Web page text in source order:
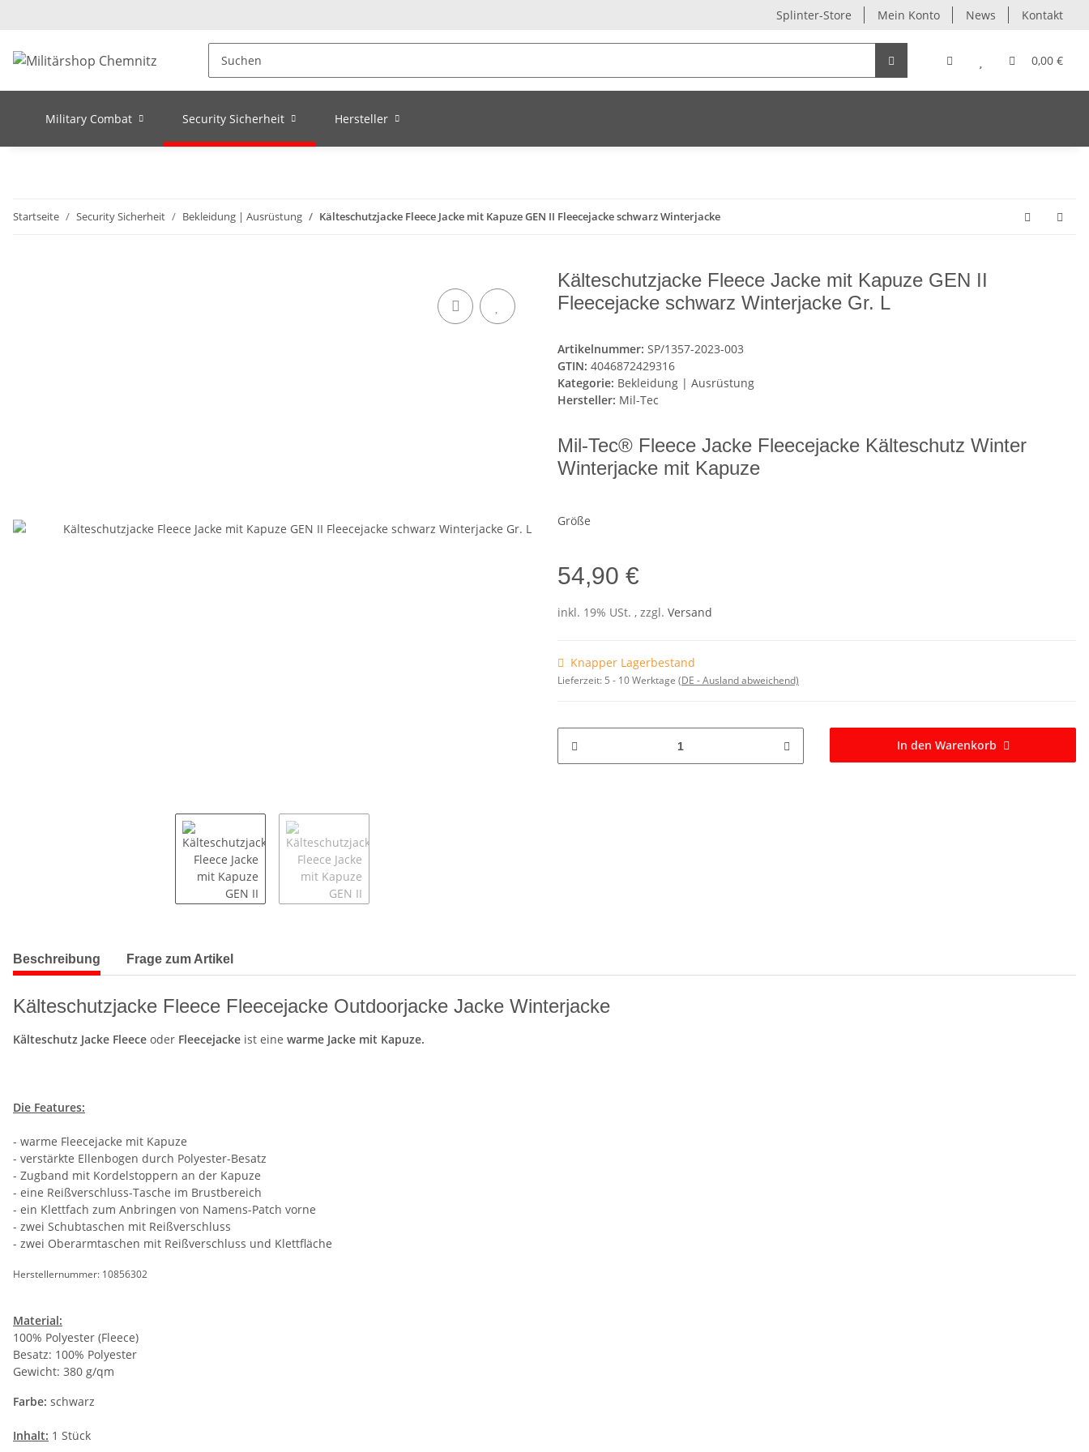
Splinter-Store Mein Konto News Kontakt
0,00 €
Military Combat Security Sicherheit Hersteller
Startseite Security Sicherheit Bekleidung | Ausrüstung Kälteschutzjacke Fleece Jacke mit Kapuze GEN II Fleecejacke schwarz Winterjacke
Kälteschutzjacke Fleece Jacke mit Kapuze GEN II
Fleecejacke schwarz Winterjacke Gr. L
Artikelnummer: SP/1357-2023-003
GTIN: 4046872429316
Kategorie: Bekleidung | Ausrüstung
Hersteller: Mil-Tec
Mil-Tec® Fleece Jacke Fleecejacke Kälteschutz Winter
Winterjacke mit Kapuze
Größe
54,90 €
inkl. 19% USt. , zzgl. Versand
Knapper Lagerbestand
Lieferzeit: 5 - 10 Werktage (DE - Ausland abweichend)
In den Warenkorb
Beschreibung Frage zum Artikel
Kälteschutzjacke Fleece Fleecejacke Outdoorjacke Jacke Winterjacke
Kälteschutz Jacke Fleece oder Fleecejacke ist eine warme Jacke mit Kapuze.
Die Features:
- warme Fleecejacke mit Kapuze
- verstärkte Ellenbogen durch Polyester-Besatz
- Zugband mit Kordelstoppern an der Kapuze
- eine Reißverschluss-Tasche im Brustbereich
- ein Klettfach zum Anbringen von Namens-Patch vorne
- zwei Schubtaschen mit Reißverschluss
- zwei Oberarmtaschen mit Reißverschluss und Klettfläche
Herstellernummer: 10856302
Material:
100% Polyester (Fleece)
Besatz: 100% Polyester
Gewicht: 380 g/qm
Farbe: schwarz
Inhalt: 1 Stück